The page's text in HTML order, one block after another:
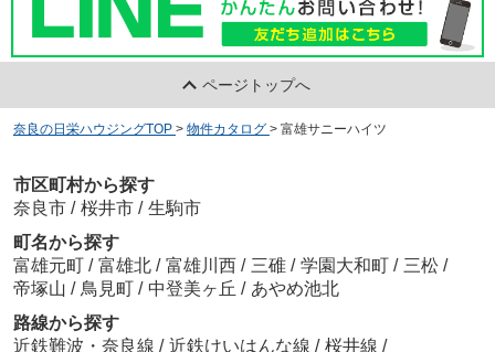
ページトップへ
奈良の日栄ハウジングTOP > 物件カタログ > 富雄サニーハイツ
市区町村から探す
奈良市 / 桜井市 / 生駒市
町名から探す
富雄元町 / 富雄北 / 富雄川西 / 三碓 / 学園大和町 / 三松 /
帝塚山 / 鳥見町 / 中登美ヶ丘 / あやめ池北
路線から探す
近鉄難波・奈良線 / 近鉄けいはんな線 / 桜井線 /